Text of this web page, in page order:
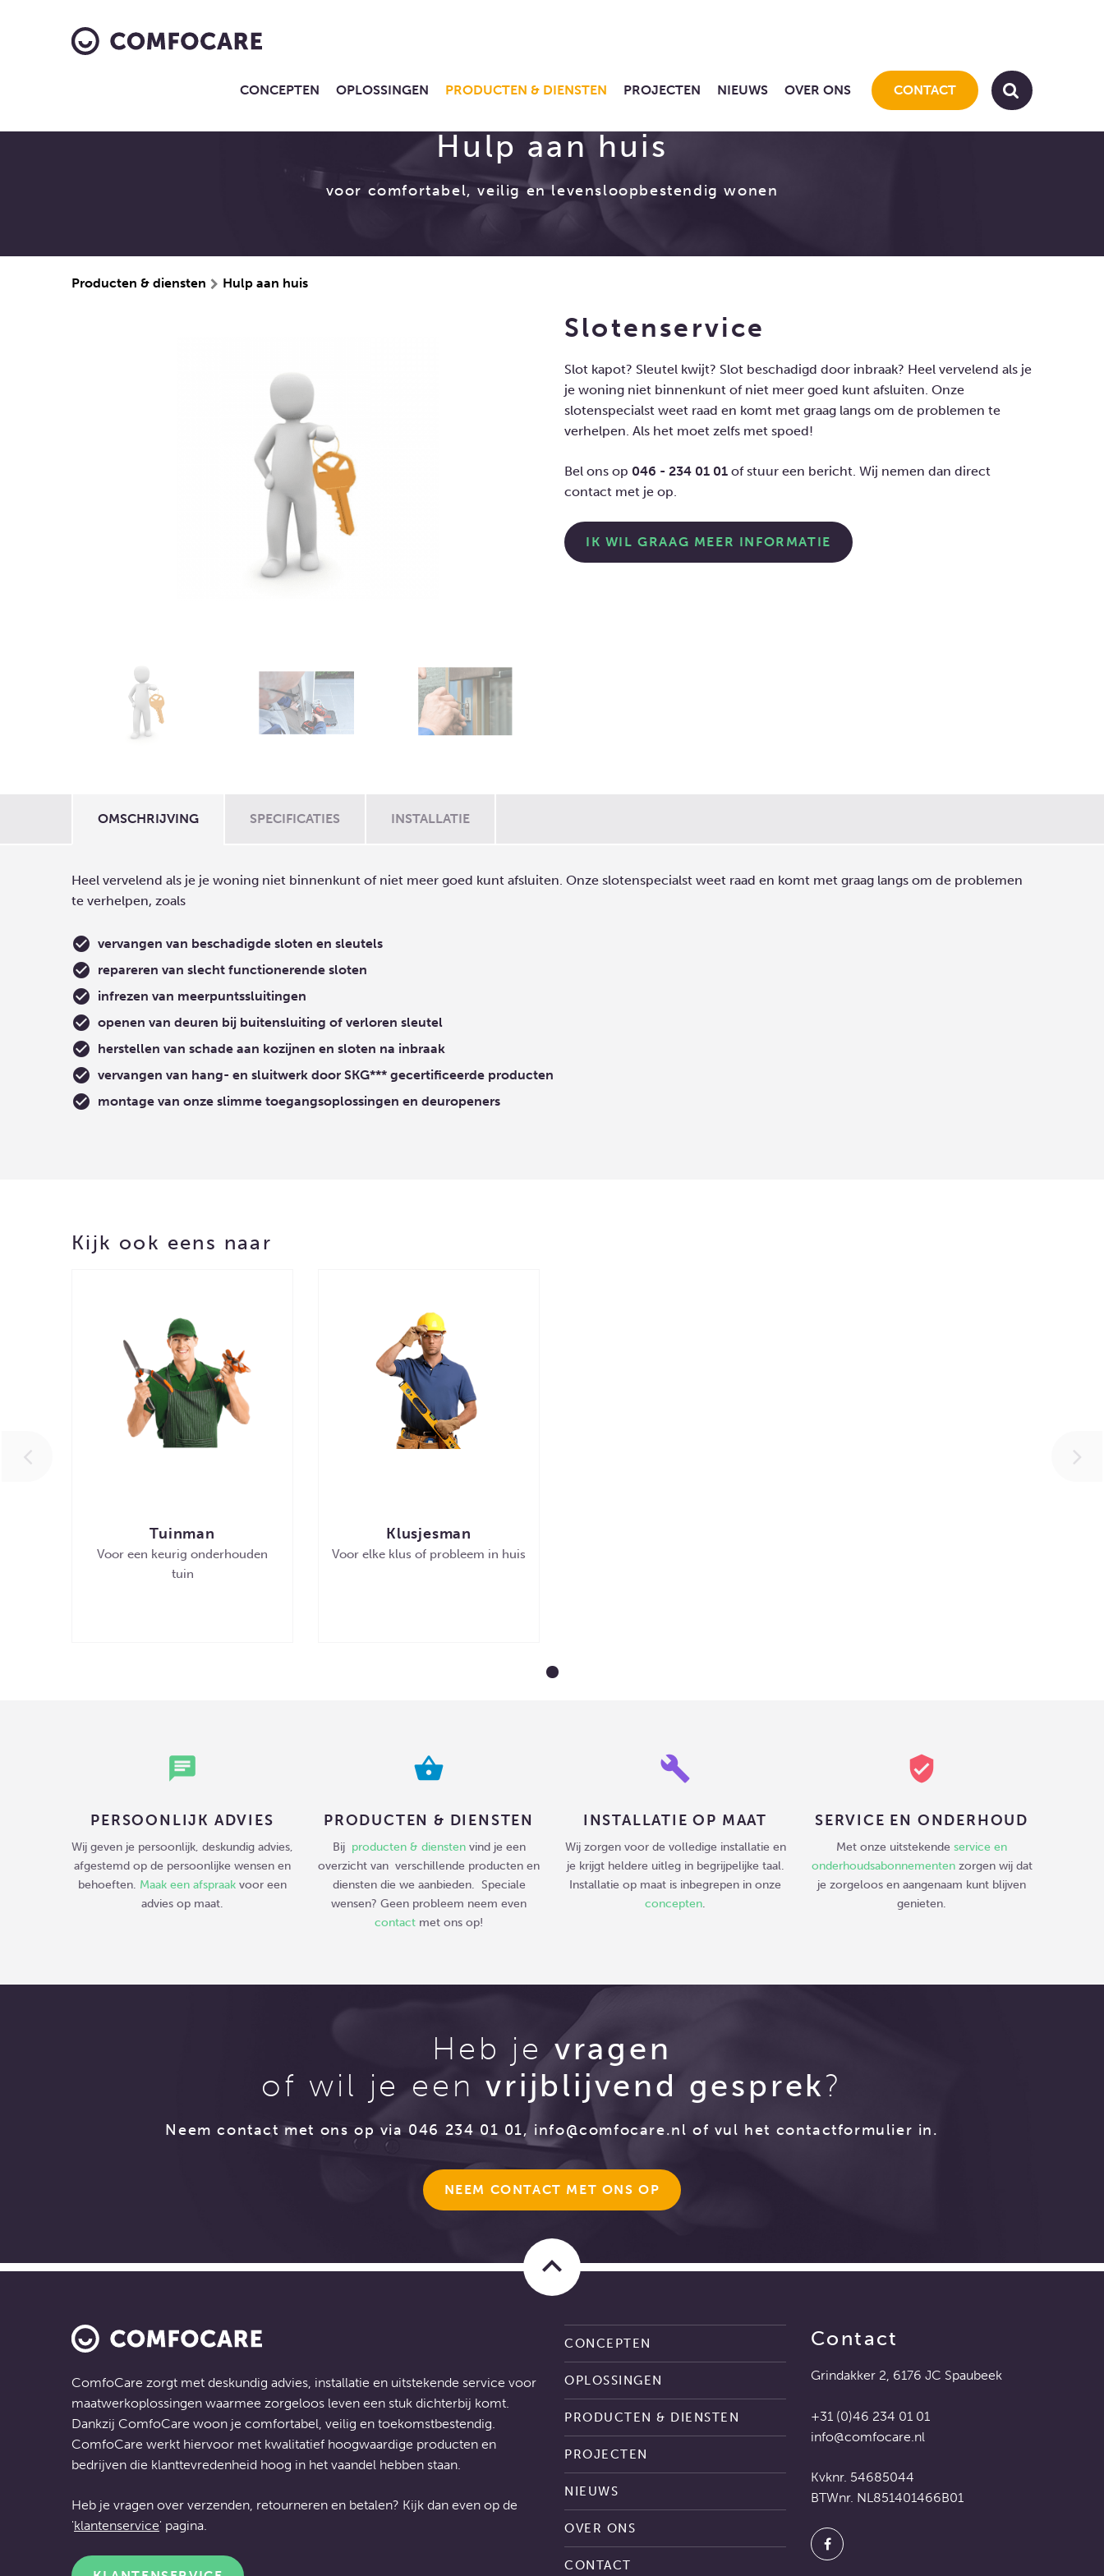
CONCEPTEN OPLOSSINGEN PRODUCTEN & DIENSTEN PROJECTEN NIEUWS OVER ONS CONTACT
Hulp aan huis
voor comfortabel, veilig en levensloopbestendig wonen
Producten & diensten Hulp aan huis
Slotenservice
Slot kapot? Sleutel kwijt? Slot beschadigd door inbraak? Heel vervelend als je
je woning niet binnenkunt of niet meer goed kunt afsluiten. Onze
slotenspecialst weet raad en komt met graag langs om de problemen te
verhelpen. Als het moet zelfs met spoed!
Bel ons op 046 - 234 01 01 of stuur een bericht. Wij nemen dan direct
contact met je op.
IK WIL GRAAG MEER INFORMATIE
OMSCHRIJVING SPECIFICATIES INSTALLATIE
Heel vervelend als je je woning niet binnenkunt of niet meer goed kunt afsluiten. Onze slotenspecialst weet raad en komt met graag langs om de problemen
te verhelpen, zoals
vervangen van beschadigde sloten en sleutels
repareren van slecht functionerende sloten
infrezen van meerpuntssluitingen
openen van deuren bij buitensluiting of verloren sleutel
herstellen van schade aan kozijnen en sloten na inbraak
vervangen van hang- en sluitwerk door SKG*** gecertificeerde producten
montage van onze slimme toegangsoplossingen en deuropeners
Kijk ook eens naar
Tuinman
Voor een keurig onderhouden
tuin
Klusjesman
Voor elke klus of probleem in huis
chat
PERSOONLIJK ADVIES
Wij geven je persoonlijk, deskundig advies,
afgestemd op de persoonlijke wensen en
behoeften. Maak een afspraak voor een
advies op maat.
shopping_basket
PRODUCTEN & DIENSTEN
Bij producten & diensten vind je een
overzicht van verschillende producten en
diensten die we aanbieden. Speciale
wensen? Geen probleem neem even
contact met ons op!
build
INSTALLATIE OP MAAT
Wij zorgen voor de volledige installatie en
je krijgt heldere uitleg in begrijpelijke taal.
Installatie op maat is inbegrepen in onze
concepten.
verified_user
SERVICE EN ONDERHOUD
Met onze uitstekende service en
onderhoudsabonnementenzorgen wij dat
je zorgeloos en aangenaam kunt blijven
genieten.
Heb jevragen
of wil je eenvrijblijvend gesprek?
Neem contact met ons op via 046 234 01 01, info@comfocare.nl of vul het contactformulier in.
NEEM CONTACT MET ONS OP
keyboard_arrow_up
ComfoCare zorgt met deskundig advies, installatie en uitstekende service voor
maatwerkoplossingen waarmee zorgeloos leven een stuk dichterbij komt.
Dankzij ComfoCare woon je comfortabel, veilig en toekomstbestendig.
ComfoCare werkt hiervoor met kwalitatief hoogwaardige producten en
bedrijven die klanttevredenheid hoog in het vaandel hebben staan.
Heb je vragen over verzenden, retourneren en betalen? Kijk dan even op de
'klantenservice' pagina.
CONCEPTEN
OPLOSSINGEN
PRODUCTEN & DIENSTEN
PROJECTEN
NIEUWS
OVER ONS
CONTACT
Contact
Grindakker 2, 6176 JC Spaubeek
+31 (0)46 234 01 01
info@comfocare.nl
Kvknr. 54685044
BTWnr. NL851401466B01